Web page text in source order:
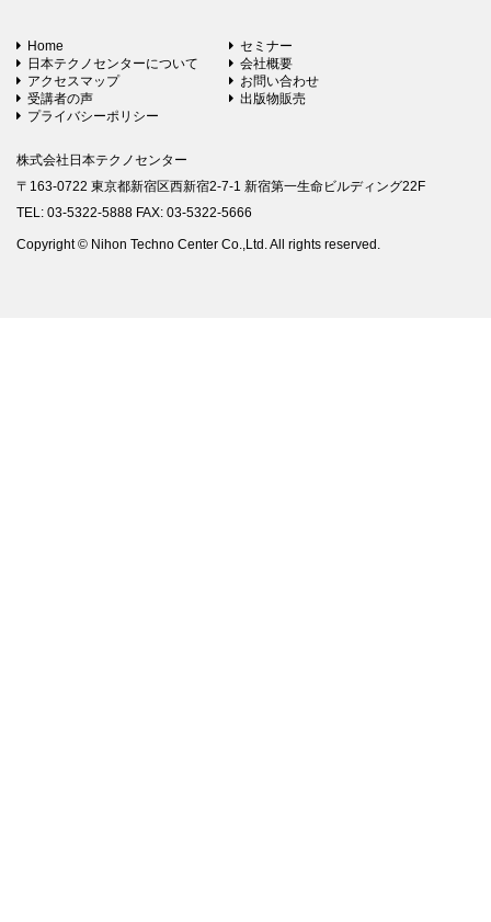
Home
セミナー
日本テクノセンターについて
会社概要
アクセスマップ
お問い合わせ
受講者の声
出版物販売
プライバシーポリシー
株式会社日本テクノセンター
〒163-0722 東京都新宿区西新宿2-7-1 新宿第一生命ビルディング22F
TEL: 03-5322-5888 FAX: 03-5322-5666
Copyright © Nihon Techno Center Co.,Ltd. All rights reserved.